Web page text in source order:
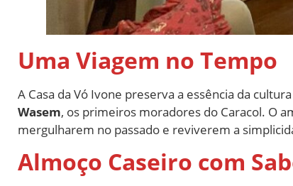
Uma Viagem no Tempo
A Casa da Vó Ivone preserva a essência da
Wasem, os primeiros moradores do Caracol. O
mergulharem no passado e reviverem a
Almoço Caseiro com